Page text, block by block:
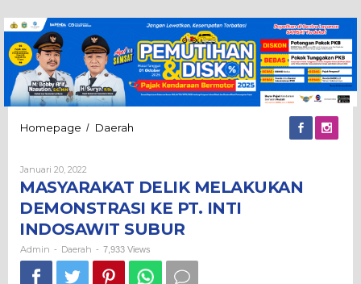
Homepage / Daerah
KE
INTI
INDOSAWIT
Januari 20, 2022
MASYARAKAT DELIK MELAKUKAN
DEMONSTRASI KE PT. INTI
INDOSAWIT SUBUR
Admin - Daerah - 7,933 Views